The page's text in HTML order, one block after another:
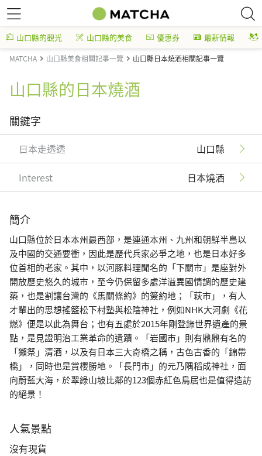
山口縣的觀光 山口縣的美食 優惠券 最新情報
MATCHA 山口縣美食相關記事一覽 山口縣日本燒酒相關記事一覽
山口縣的日本燒酒
關鍵字
日本走透透 山口縣
Interest 日本燒酒
簡介
山口縣位於日本本州最西部，是連通本州、九州和朝鮮半島以
及中國的交通要衝，因此是歷代兵家必爭之地，也是日本好多
位首相的老家。其中，以河豚料理聞名的「下關市」是座對外
開放歷史悠久的城市，至今仍保留多處洋溢異國情調的歷史建
築，也是割讓台灣的《馬關條約》的簽約地；「萩市」，有人
才輩出的思想搖籃松下村塾與松陰神社，例如NHK大河劇《花
燃》便是以此為舞台；也有五處於2015年剛登錄世界遺產的景
點，是見證明治工業革命的遺蹟。「岩國市」則有鼎鼎有名的
「獺祭」清酒，以及有日本三大奇橋之稱，古色古香的「錦帶
橋」，同時也是賞櫻勝地。「長門市」的元乃隅稻成神社，面
向蔚藍大海，於翠綠山坡比鄰的123個赤紅色鳥居也是值得造訪
的絕景！
人氣景點
沒有現貨